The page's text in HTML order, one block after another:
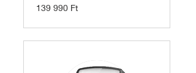
139 990
magyar
139 990 Ft